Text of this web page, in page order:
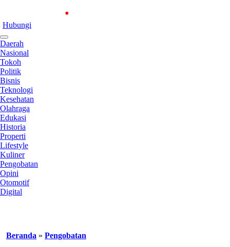
Hubungi
Daerah
Nasional
Tokoh
Politik
Bisnis
Teknologi
Kesehatan
Olahraga
Edukasi
Historia
Properti
Lifestyle
Kuliner
Pengobatan
Opini
Otomotif
Digital
Beranda » Pengobatan